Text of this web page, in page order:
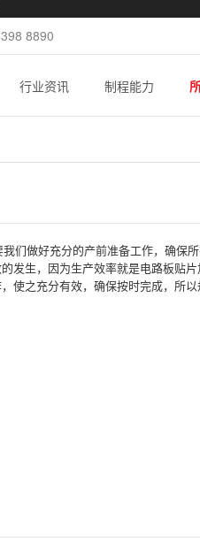
8890
行业资讯 制程能力
们做好充分的产前准备工作，确保
发生，因为生产效率就是电路板贴
使之充分有效，确保按时完成，所以